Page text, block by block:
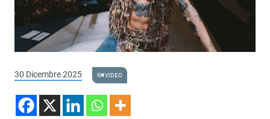
Novità
Subasio Playlist
Web Radio
Radio Subasio
30 Dicembre 2025 VIDEO